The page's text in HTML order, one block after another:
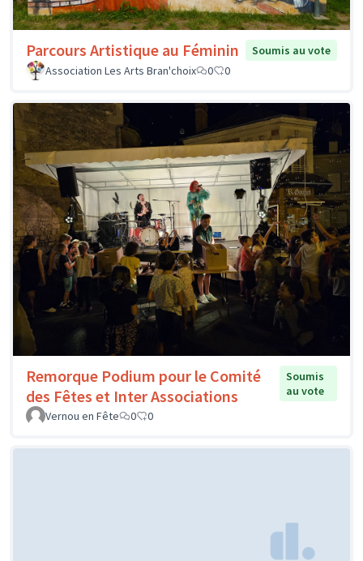
Parcours Artistique au Féminin
Soumis au vote
Association Les Arts Bran'choix
0 0
Remorque Podium pour le Comité
des Fêtes et Inter Associations
Soumis
au vote
Vernou en Fête
0 0